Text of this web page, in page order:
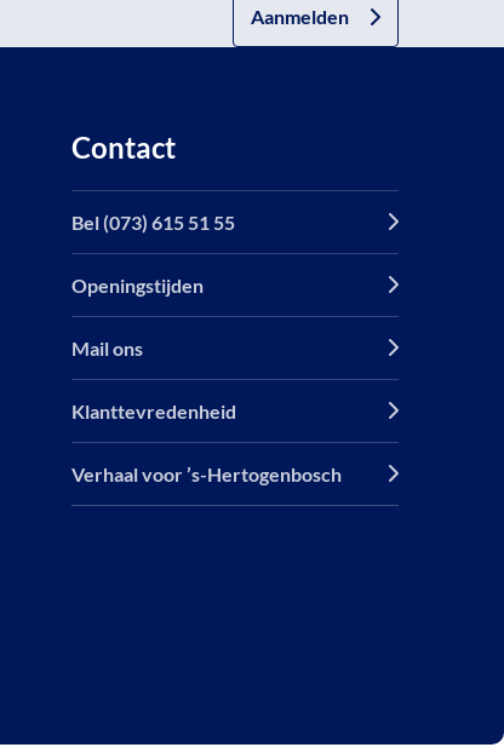
Aanmelden
Contact
Bel (073) 615 51 55
Openingstijden
Mail ons
Klanttevredenheid
Verhaal voor ’s-Hertogenbosch